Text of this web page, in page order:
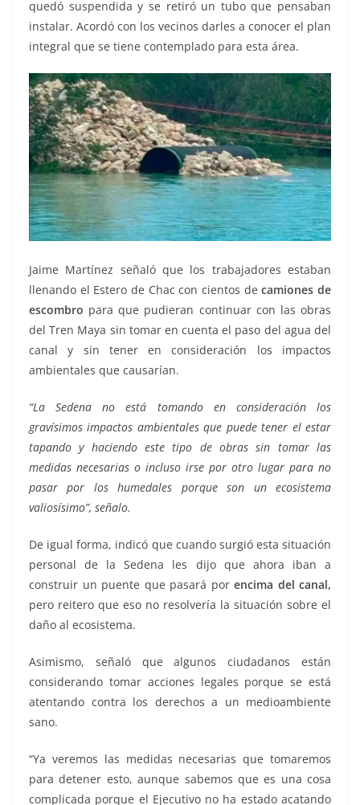
quedó suspendida y se retiró un tubo que pensaban
instalar. Acordó con los vecinos darles a conocer el plan
integral que se tiene contemplado para esta área.
Jaime Martínez señaló que los trabajadores estaban
llenando el Estero de Chac con cientos decamiones de
escombro para que pudieran continuar con las obras
del Tren Maya sin tomar en cuenta el paso del agua del
canal y sin tener en consideración los impactos
ambientales que causarían.
“La Sedena no está tomando en consideración los
gravísimos impactos ambientales que puede tener el estar
tapando y haciendo este tipo de obras sin tomar las
medidas necesarias o incluso irse por otro lugar para no
pasar por los humedales porque son un ecosistema
valiosísimo”, señalo.
De igual forma, indicó que cuando surgió esta situación
personal de la Sedena les dijo que ahora iban a
construir un puente que pasará por encima del canal,
pero reitero que eso no resolvería la situación sobre el
daño al ecosistema.
Asimismo, señaló que algunos ciudadanos están
considerando tomar acciones legales porque se está
atentando contra los derechos a un medioambiente
sano.
“Ya veremos las medidas necesarias que tomaremos
para detener esto, aunque sabemos que es una cosa
complicada porque el Ejecutivo no ha estado acatando